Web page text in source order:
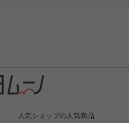
人気ショップの人気商品